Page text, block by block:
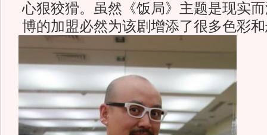
心狠狡猾。虽然《饭局》主题是现实
博的加盟必然为该剧增添了很多色彩